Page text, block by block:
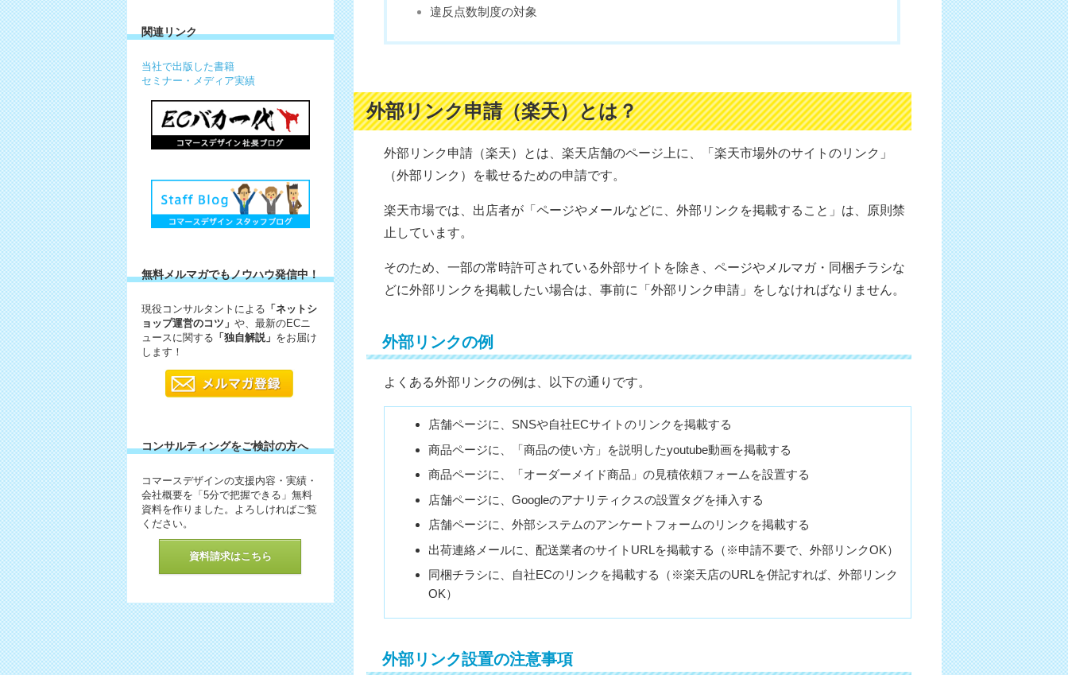
違反点数制度の対象
外部リンク申請（楽天）とは？
外部リンク申請（楽天）とは、楽天店舗のページ上に、「楽天市場外のサイトのリンク」
（外部リンク）を載せるための申請です。
楽天市場では、出店者が「ページやメールなどに、外部リンクを掲載すること」は、原則禁
止しています。
そのため、一部の常時許可されている外部サイトを除き、ページやメルマガ・同梱チラシな
どに外部リンクを掲載したい場合は、事前に「外部リンク申請」をしなければなりません。
外部リンクの例
よくある外部リンクの例は、以下の通りです。
店舗ページに、SNSや自社ECサイトのリンクを掲載する
商品ページに、「商品の使い方」を説明したyoutube動画を掲載する
商品ページに、「オーダーメイド商品」の見積依頼フォームを設置する
店舗ページに、Googleのアナリティクスの設置タグを挿入する
店舗ページに、外部システムのアンケートフォームのリンクを掲載する
出荷連絡メールに、配送業者のサイトURLを掲載する（※申請不要で、外部リンクOK）
同梱チラシに、自社ECのリンクを掲載する（※楽天店のURLを併記すれば、外部リンク
OK）
外部リンク設置の注意事項
関連リンク
当社で出版した書籍
セミナー・メディア実績
無料メルマガでもノウハウ発信中！
現役コンサルタントによる 「ネットシ
ョップ運営のコツ」 や、最新のECニ
ュースに関する 「独自解説」 をお届け
します！
コンサルティングをご検討の方へ
コマースデザインの支援内容・実績・
会社概要を「5分で把握できる」無料
資料を作りました。よろしければご覧
ください。
資料請求はこちら